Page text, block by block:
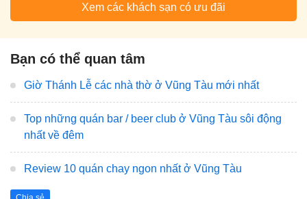
Xem các khách sạn có ưu đãi
Bạn có thể quan tâm
Giờ Thánh Lễ các nhà thờ ở Vũng Tàu mới nhất
Top những quán bar / beer club ở Vũng Tàu sôi động
nhất về đêm
Review 10 quán chay ngon nhất ở Vũng Tàu